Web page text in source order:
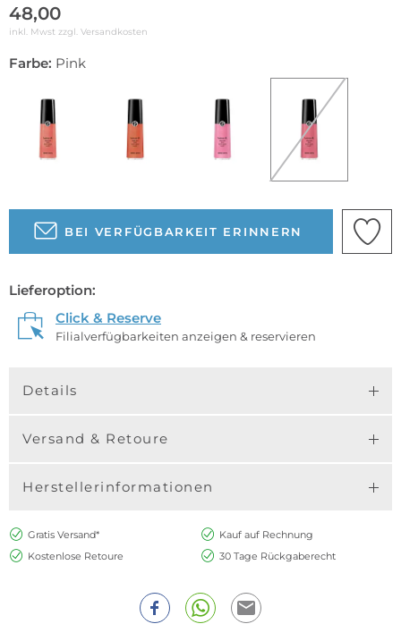
48,00
inkl. Mwst zzgl. Versandkosten
Farbe: Pink
BEI VERFÜGBARKEIT ERINNERN
Lieferoption:
Click & Reserve
Filialverfügbarkeiten anzeigen & reservieren
Details
Versand & Retoure
Herstellerinformationen
Gratis Versand*
Kauf auf Rechnung
Kostenlose Retoure
30 Tage Rückgaberecht